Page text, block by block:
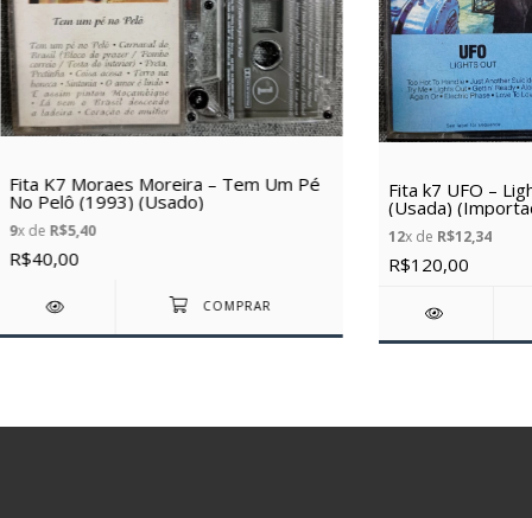
Fita K7 Moraes Moreira – Tem Um Pé
No Pelô (1993) (Usado)
9x de R$5,40
R$40,00
Fita k7 UFO –
(Usada)
12x de R$12,34
R$120,00